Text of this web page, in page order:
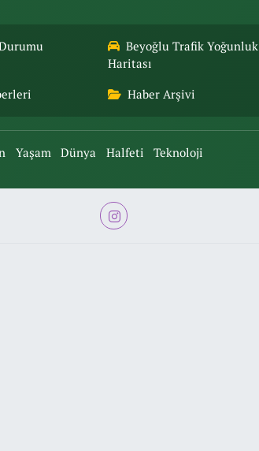
Beyoğlu Trafik Yoğunluk
Haritası
Haber Arşivi
Yaşam Dünya Halfeti Teknoloji